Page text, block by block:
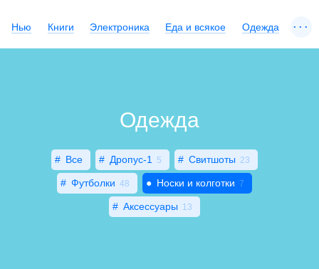
Нью Книги Электроника Еда и всякое Одежда ...
Одежда
Все Дропус-1 5 Свитшоты 23
Футболки 48 Носки и колготки 7
Аксессуары 13